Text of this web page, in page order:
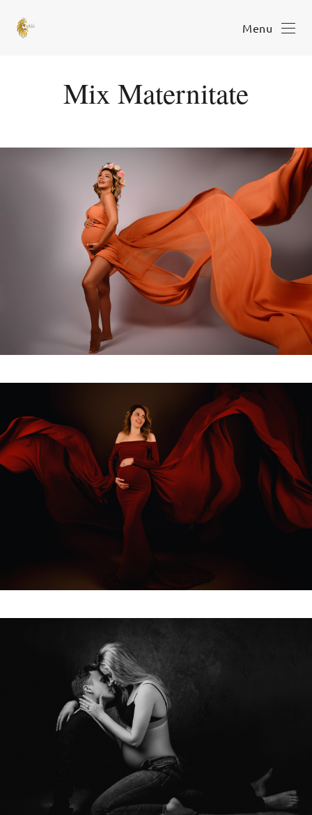
Menu
Mix Maternitate